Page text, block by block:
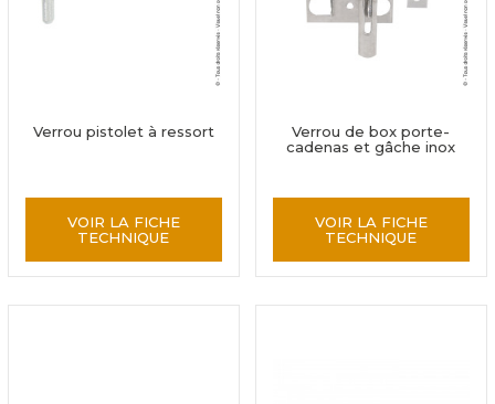
Verrou pistolet à ressort
VOIR LA FICHE
TECHNIQUE
Verrou de box porte-
cadenas et gâche inox
VOIR LA FICHE
TECHNIQUE